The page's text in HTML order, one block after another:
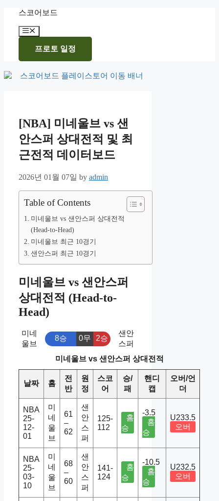
content
스코어보드
Menu
프로토 일정
[NBA] 미네울브 vs 샌
안스퍼 상대전적 및 최
근전적 데이터보드
2026년 01월 07일 by admin
Table of Contents
미네울브 vs 샌안스퍼 상대전적
(Head-to-Head)
미네울브 최근 10경기
샌안스퍼 최근 10경기
미네울브 vs 샌안스퍼
상대전적 (Head-to-
Head)
미네
울브
8승 0무 2승
샌안
스퍼
미네울브 vs 샌안스퍼 상대전적
날짜 홈
전
반
원
정
스코
어
승/
패
핸디
캡
오버/언
더
NBA
25-
12-
01
미
네
울
브
61
–
62
샌
안
스
퍼
125-
112
홈
승
-3.5
홈
승
U233.5
오버
NBA
25-
03-
10
미
네
울
브
68
–
60
샌
안
스
퍼
141-
124
홈
승
-10.5
홈
승
U232.5
오버